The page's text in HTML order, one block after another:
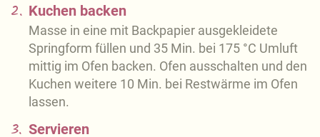
2. Kuchen backen
Masse in eine mit Backpapier ausgekleidete
Springform füllen und 35 Min. bei 175 °C Umluft
mittig im Ofen backen. Ofen ausschalten und den
Kuchen weitere 10 Min. bei Restwärme im Ofen
lassen.
3. Servieren